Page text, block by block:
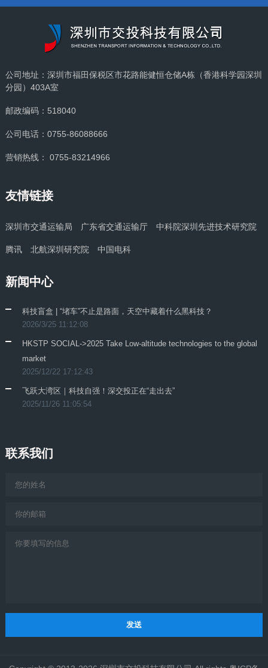
公司地址：深圳市福田保税区市花路能健恒仓储A栋（香港科学园深圳
分园）403A室
邮政编码：518040
公司电话：0755-86088666
营销热线： 0755-83214966
友情链接
深圳市交通运输局 广东省交通运输厅 中科院深圳先进技术研究院
腾讯 北航深圳研究院 中国电科
新闻中心
科技盲盒 | “堵车”不止是路面，天空中藏着什么黑科技？
2026/3/25 11:12:08
HKSTP SOCIAL->2025 Take Low-altitude technologies to the global
market
2025/12/22 17:12:43
飞跃大湾区｜科技自强！深交投正在“走出去”
2025/11/26 11:05:54
联系我们
发送